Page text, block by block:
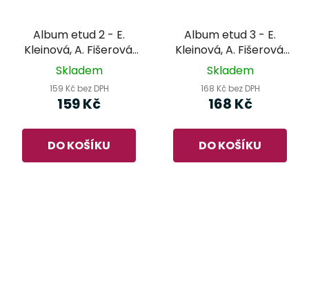
Album etud 2 - E.
Kleinová, A. Fišerová,
E. Müllerová
Skladem
159 Kč bez DPH
159 Kč
DO KOŠÍKU
Album etud 3 - E.
Kleinová, A. Fišerová,
E. Müllerová
Skladem
168 Kč bez DPH
168 Kč
DO KOŠÍKU